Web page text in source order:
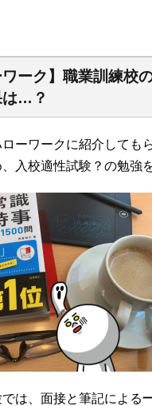
ワーク】職業訓練校
は…？
ーワークに紹介しても
入校適性試験？の勉強
は、面接と筆記による